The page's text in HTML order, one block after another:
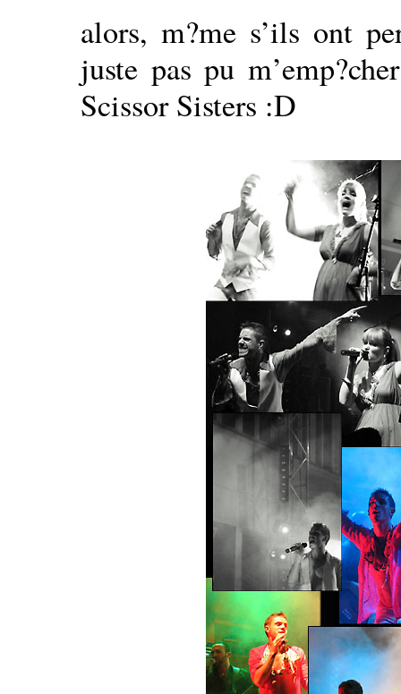
alors, m?me s’ils ont
juste pas pu
Scissor Sisters :D